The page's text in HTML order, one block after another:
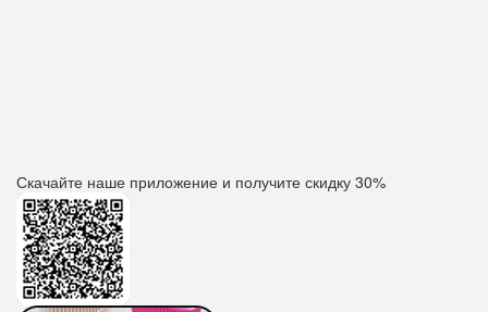
Скачайте наше приложение и получите скидку 30%